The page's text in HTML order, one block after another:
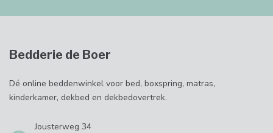
Bedderie de Boer
Dé online beddenwinkel voor bed, boxspring, matras,
kinderkamer, dekbed en dekbedovertrek.
Jousterweg 34